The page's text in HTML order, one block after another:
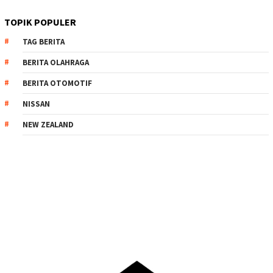
TOPIK POPULER
TAG BERITA
BERITA OLAHRAGA
BERITA OTOMOTIF
NISSAN
NEW ZEALAND